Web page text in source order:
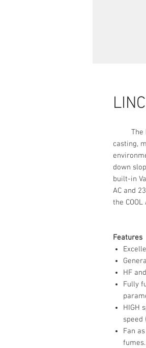
The
casting,
down
built-in
AC and
the
Features
HF
Fully
HIGH
speed
Fan
fumes.